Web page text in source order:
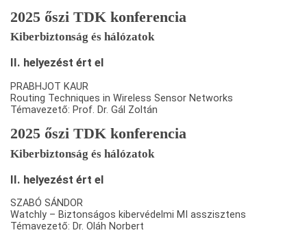
2025 őszi TDK konferencia
Kiberbiztonság és hálózatok
II. helyezést ért el
PRABHJOT KAUR
Routing Techniques in Wireless Sensor Networks
Témavezető: Prof. Dr. Gál Zoltán
2025 őszi TDK konferencia
Kiberbiztonság és hálózatok
II. helyezést ért el
SZABÓ SÁNDOR
Watchly – Biztonságos kibervédelmi MI asszisztens
Témavezető: Dr. Oláh Norbert